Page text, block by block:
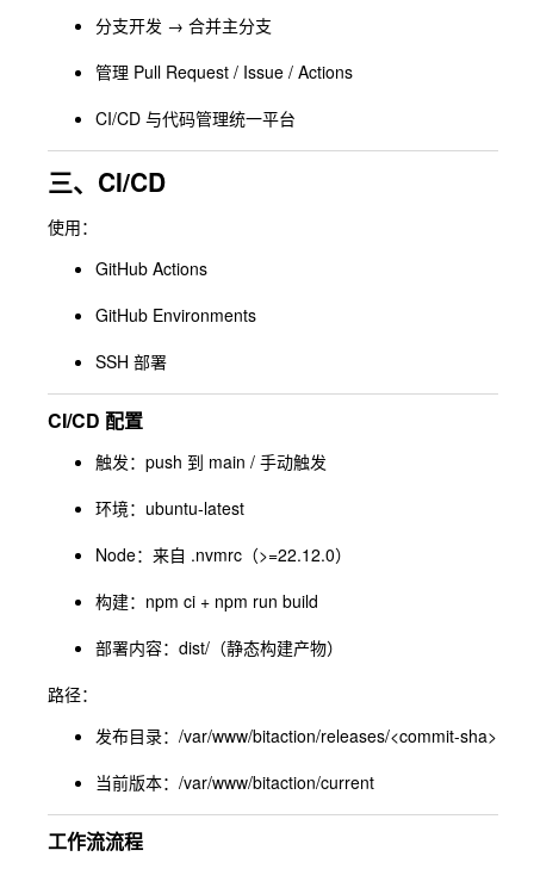
分支开发 → 合并主分支
管理 Pull Request / Issue / Actions
CI/CD 与代码管理统一平台
三、CI/CD
使用：
GitHub Actions
GitHub Environments
SSH 部署
CI/CD 配置
触发：push 到 main / 手动触发
环境：ubuntu-latest
Node：来自 .nvmrc （>=22.12.0）
构建： npm ci + npm run build
部署内容： dist/ （静态构建产物）
路径：
发布目录： /var/www/bitaction/releases/<commit-sha>
当前版本： /var/www/bitaction/current
工作流流程